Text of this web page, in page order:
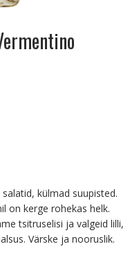
külmad suupisted.
on kerge rohekas helk.
tsitruselisi ja valgeid lilli,
Värske ja nooruslik.